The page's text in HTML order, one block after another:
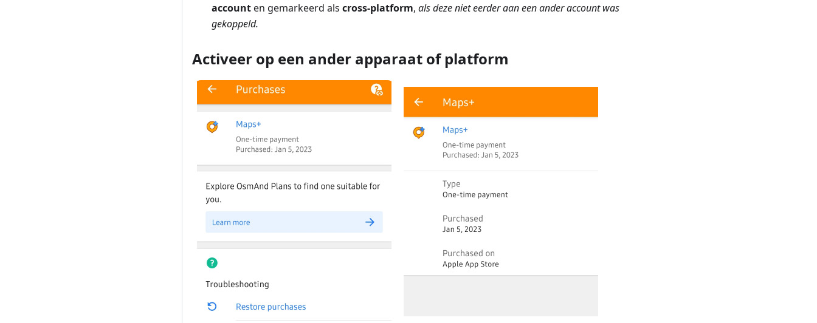
accounten gemarkeerd als cross-platform, als deze niet eerder aan een ander account was
gekoppeld.
Activeer op een ander apparaat of platform